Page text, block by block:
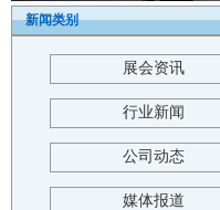
新闻类别
展会资讯
行业新闻
公司动态
媒体报道